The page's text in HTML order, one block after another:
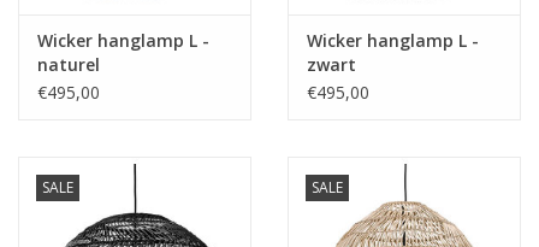
Wicker hanglamp L -
naturel
€495,00
Wicker hanglamp L -
zwart
€495,00
SALE SALE